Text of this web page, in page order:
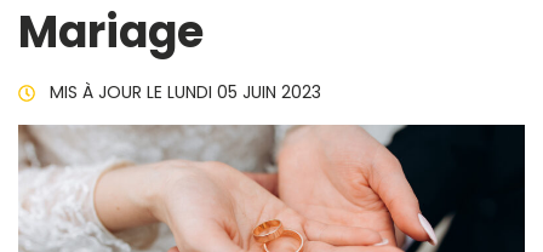
Mariage
MIS À JOUR LE LUNDI 05 JUIN 2023